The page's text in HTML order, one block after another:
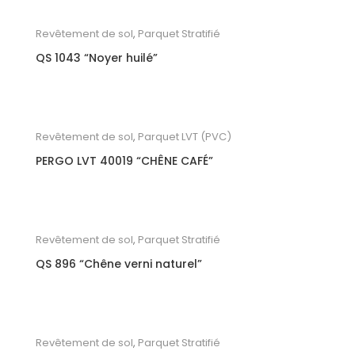
Revêtement de sol, Parquet Stratifié
QS 1043 “Noyer huilé”
Revêtement de sol, Parquet LVT (PVC)
PERGO LVT 40019 “CHÊNE CAFÉ”
Revêtement de sol, Parquet Stratifié
QS 896 “Chêne verni naturel”
Revêtement de sol, Parquet Stratifié